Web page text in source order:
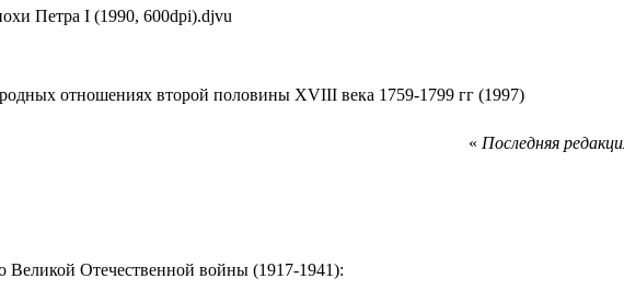
Петра I (1990, 600dpi).djvu
отношениях второй половины XVIII века 1759-1799 гг (1997)
« Последняя
Великой Отечественной войны (1917-1941):